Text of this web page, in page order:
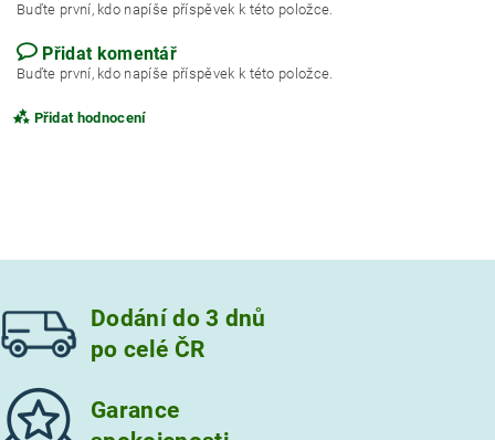
Buďte první, kdo napíše příspěvek k této položce.
Přidat komentář
Buďte první, kdo napíše příspěvek k této položce.
Přidat hodnocení
Dodání do 3 dnů
po celé ČR
Garance